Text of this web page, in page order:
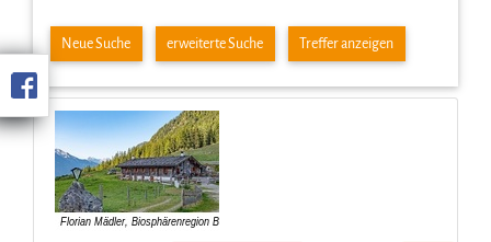
Treffer anzeigen
Neue Suche erweiterte Suche